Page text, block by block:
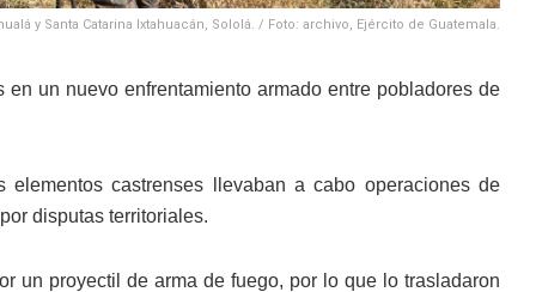
y Santa Catarina Ixtahuacán, Sololá. / Foto: archivo, Ejército de Guatemala.
un nuevo enfrentamiento armado entre pobladores de
castrenses llevaban a cabo operaciones de
disputas territoriales.
un proyectil de arma de fuego, por lo que lo trasladaron